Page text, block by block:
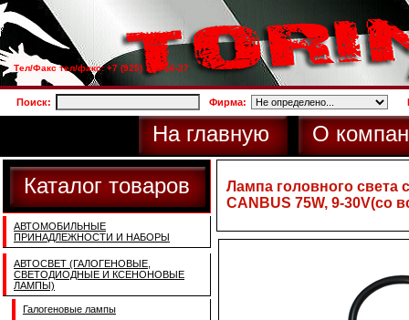
Тел/Факс тел/факс: +7 (925) 733-66-27
Поиск: Фирма:
На главную О
Каталог товаров
АВТОМОБИЛЬНЫЕ
ПРИНАДЛЕЖНОСТИ И НАБОРЫ
АВТОСВЕТ (ГАЛОГЕНОВЫЕ,
СВЕТОДИОДНЫЕ И КСЕНОНОВЫЕ
ЛАМПЫ)
Галогеновые лампы
Лампа головного света
CANBUS 75W, 9-30V(со